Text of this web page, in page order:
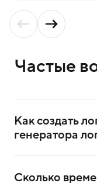
Частые
Как создать
генератора
в сервисе.
Сколько